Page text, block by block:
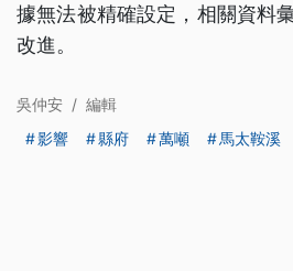
據無法被精確設定，相關資料
改進。
吳仲安 / 編輯
影響
縣府 萬噸 馬太鞍溪